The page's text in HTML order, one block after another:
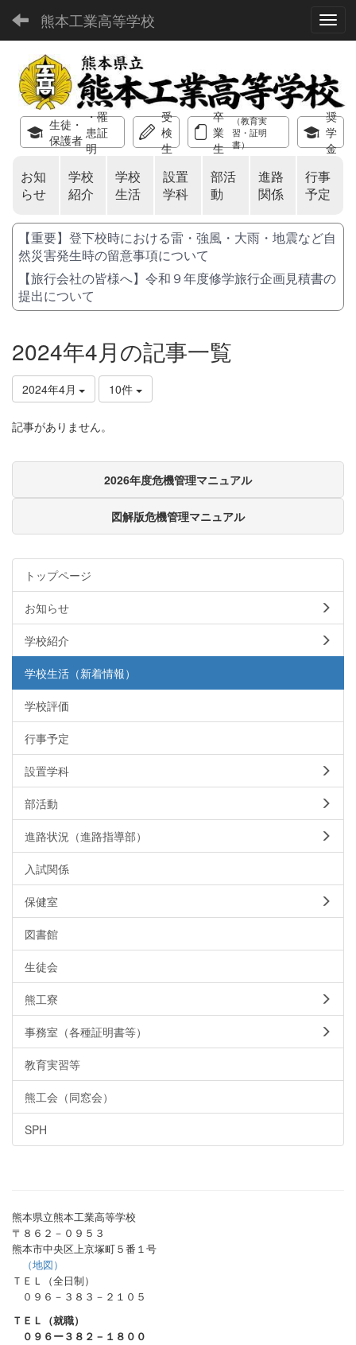
熊本工業高等学校
生徒・
保護者
・罹
患証
明
受
検
生
卒
業
生
（教育実
習・証明
書）
奨
学
金
お知
らせ
学校
紹介
学校
生活
設置
学科
部活
動
進路
関係
行事
予定
【重要】登下校時における雷・強風・大雨・地震など自
然災害発生時の留意事項について
【旅行会社の皆様へ】令和９年度修学旅行企画見積書の
提出について
2024年4月の記事一覧
2024年4月 10件
記事がありません。
2026年度危機管理マニュアル
図解版危機管理マニュアル
トップページ
お知らせ
学校紹介
学校生活（新着情報）
学校評価
行事予定
設置学科
部活動
進路状況（進路指導部）
入試関係
保健室
図書館
生徒会
熊工寮
事務室（各種証明書等）
教育実習等
熊工会（同窓会）
SPH
熊本県立熊本工業高等学校
〒８６２－０９５３
熊本市中央区上京塚町５番１号
（地図）
ＴＥＬ（全日制）
０９６－３８３－２１０５
ＴＥＬ（就職）
０９６ー３８２－１８００